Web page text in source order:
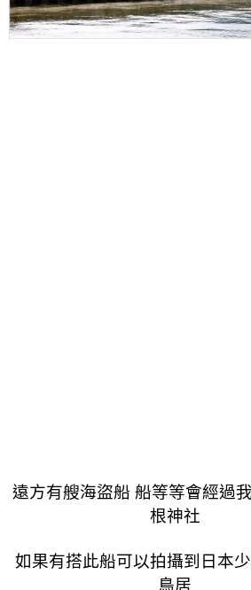
遠方有艘海盜船 船等等會經過
根神社
如果有搭此船可以拍攝到日本
鳥居